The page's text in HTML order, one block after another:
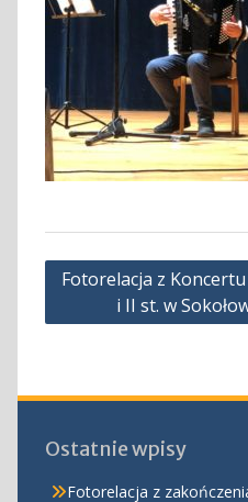
Nawigacja
Fotorelacja z
i II st. w
Ostatnie wpisy
Fotorelacja z